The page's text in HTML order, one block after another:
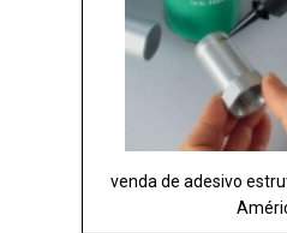
venda de adesivo